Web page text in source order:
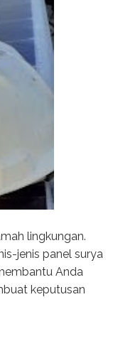
lingkungan.
jenis panel surya
Anda
keputusan